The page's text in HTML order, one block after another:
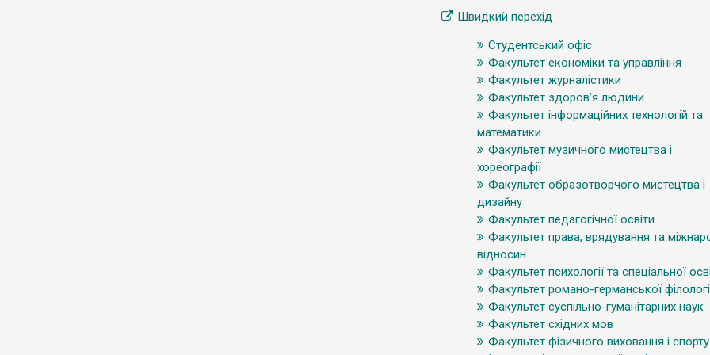
Швидкий перехід
Студентський офіс
Факультет економіки та управління
Факультет журналістики
Факультет здоров’я людини
Факультет інформаційних технологій та
математики
Факультет музичного мистецтва і
хореографії
Факультет образотворчого мистецтва і
дизайну
Факультет педагогічної освіти
Факультет права, врядування та
відносин
Факультет психології та спеціальної
Факультет романо-германської
Факультет суспільно-гуманітарних наук
Факультет східних мов
Факультет фізичного виховання і спорту